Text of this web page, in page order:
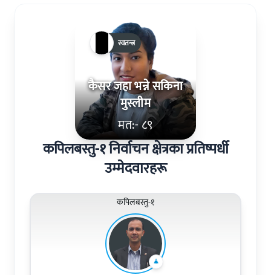
कैसर जहा भन्ने सकिना
मुस्लीम​
मत:- ८९
स्वतन्त्र
कपिलबस्तु-१ निर्वाचन क्षेत्रका प्रतिष्पर्धी
उम्मेदवारहरू
कपिलबस्तु-१